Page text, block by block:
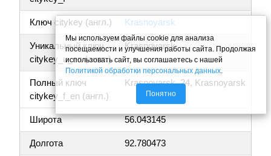
Ключ citykey (англ.) Krasnoyarsk
Уникальный ключ
citykey_u_en (англ.)
Krasnoyarsk
Полный ключ
citykey_f_en (англ.)
Krasnoyarsk, 24, Krasnoyarsk
Широта 56.043145
Долгота 92.780473
Мы используем файлы cookie для анализа
посещаемости и улучшения работы сайта. Продолжая
использовать сайт, вы соглашаетесь с нашей
Политикой обработки персональных данных
Понятно